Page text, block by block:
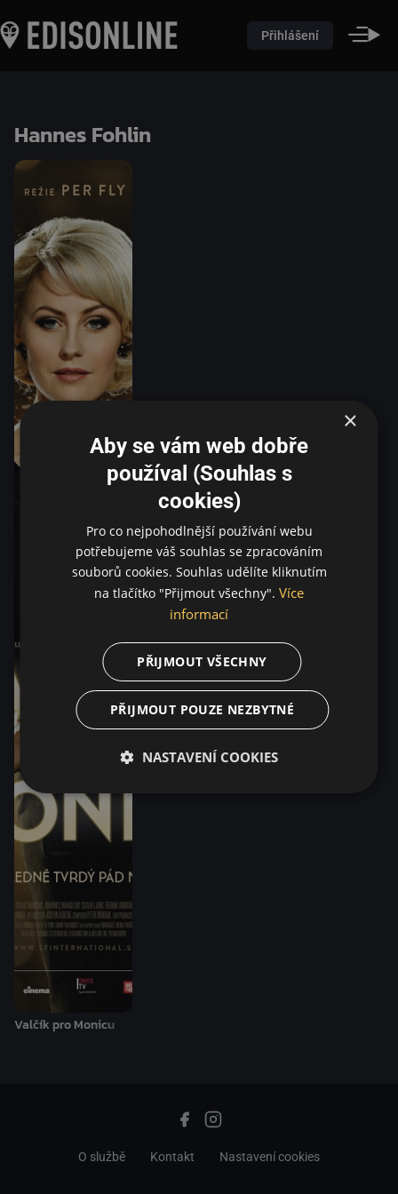
Přihlášení
Hannes Fohlin
Valčík pro Monicu
O službě Kontakt Nastavení cookies
×
Aby se vám web dobře
používal (Souhlas s
cookies)
Pro co nejpohodlnější používání webu
potřebujeme váš souhlas se zpracováním
souborů cookies. Souhlas udělíte kliknutím
na tlačítko "Přijmout všechny". Více
informací
PŘIJMOUT VŠECHNY
PŘIJMOUT POUZE NEZBYTNÉ
NASTAVENÍ COOKIES